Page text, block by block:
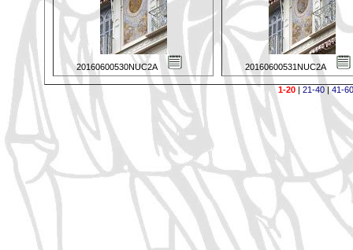
20160600530NUC2A 20160600531NUC2A
1-20 | 21-40 |41-60